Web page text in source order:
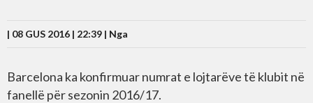
| 08 GUS 2016 | 22:39 | Nga
Barcelona ka konfirmuar numrat e lojtarëve të klubit në
fanellë për sezonin 2016/17.